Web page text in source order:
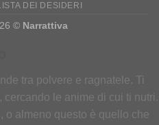
DEI DESIDERI
© Narrattiva
tra polvere e ragnatele. Ti
le anime di cui ti nutri.
o almeno questo è quello che